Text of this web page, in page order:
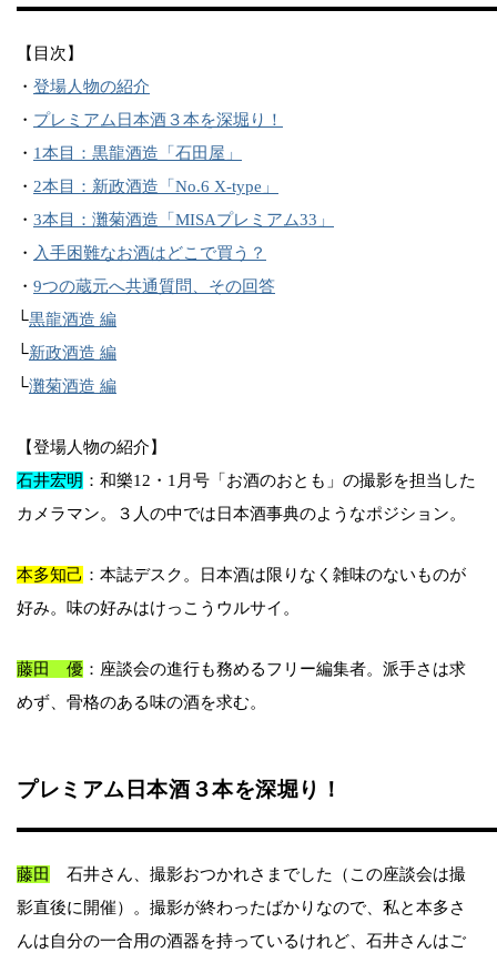
【目次】
・ 登場人物の紹介
・ プレミアム日本酒３本を深堀り！
・ 1本目：黒龍酒造「石田屋」
・ 2本目：新政酒造「No.6 X-type」
・ 3本目：灘菊酒造「MISAプレミアム33」
・ 入手困難なお酒はどこで買う？
・ 9つの蔵元へ共通質問、その回答
└黒龍酒造 編
└新政酒造 編
└灘菊酒造 編
【登場人物の紹介】
石井宏明 ：和樂12・1月号「お酒のおとも」の撮影を担当した
カメラマン。３人の中では日本酒事典のようなポジション。
本多知己 ：本誌デスク。日本酒は限りなく雑味のないものが
好み。味の好みはけっこうウルサイ。
藤田 優 ：座談会の進行も務めるフリー編集者。派手さは求
めず、骨格のある味の酒を求む。
プレミアム日本酒３本を深堀り！
藤田
石井さん、撮影おつかれさまでした（この座談会は撮
影直後に開催）。撮影が終わったばかりなので、私と本多さ
んは自分の一合用の酒器を持っているけれど、石井さんはご